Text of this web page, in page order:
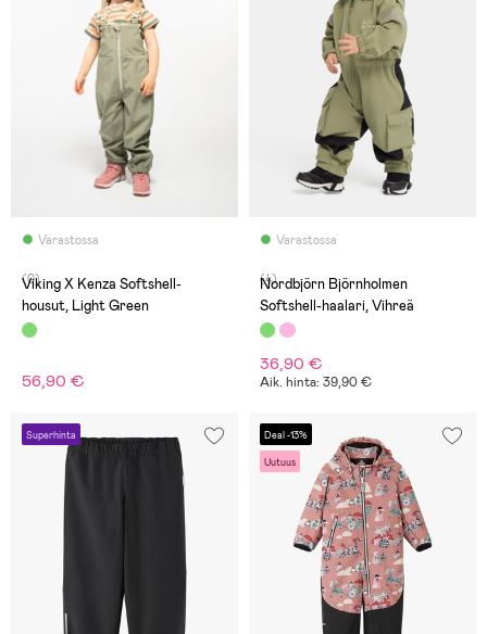
Varastossa
(0)
Viking X Kenza Softshell-
housut, Light Green
56,90 €
Varastossa
(4)
Nordbjörn Björnholmen
Softshell-haalari, Vihreä
36,90 €
Aik. hinta: 39,90 €
Superhinta Deal -13%
Uutuus